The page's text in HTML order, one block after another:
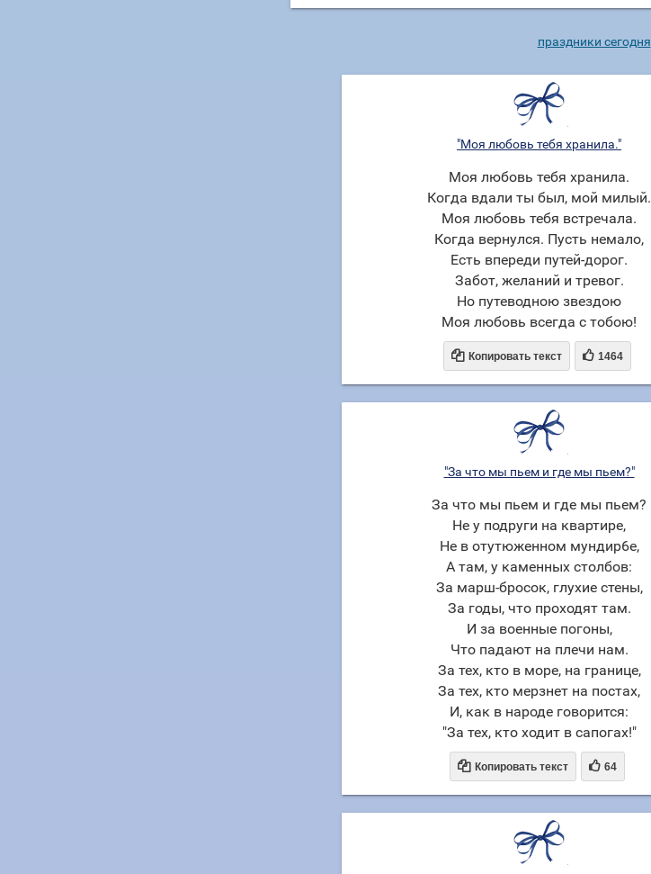
праздники сегодня
"Моя любовь тебя хранила."
Моя любовь тебя хранила.
Когда вдали ты был, мой милый.
Моя любовь тебя встречала.
Когда вернулся. Пусть немало,
Есть впереди путей-дорог.
Забот, желаний и тревог.
Но путеводною звездою
Моя любовь всегда с тобою!
 Копировать текст  1464
"За что мы пьем и где мы пьем?"
За что мы пьем и где мы пьем?
Не у подруги на квартире,
Не в отутюженном мундир6е,
А там, у каменных столбов:
За марш-бросок, глухие стены,
За годы, что проходят там.
И за военные погоны,
Что падают на плечи нам.
За тех, кто в море, на границе,
За тех, кто мерзнет на постах,
И, как в народе говорится:
"За тех, кто ходит в сапогах!"
 Копировать текст  64